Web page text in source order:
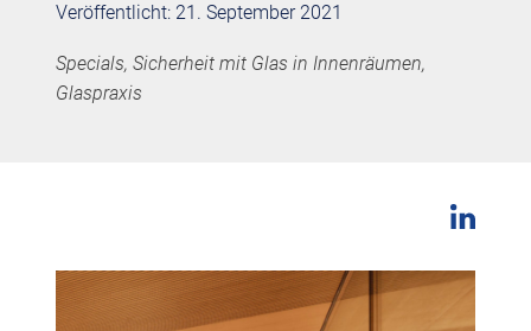
Veröffentlicht: 21. September 2021
Specials, Sicherheit mit Glas in Innenräumen,
Glaspraxis